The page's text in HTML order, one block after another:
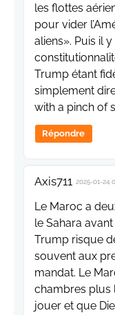
les flottes
pour vider
aliens». Puis il
Trump étant
simplement
with a pinch of
Répondre
Axis711 2025-01-24
Le Maroc a
le Sahara
Trump risque
souvent aux
mandat. Le
chambres plus
jouer et que